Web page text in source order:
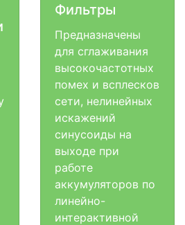
Фильтры
Предназначены
для сглаживания
высокочастотных
помех и всплесков
сети, нелинейных
искажений
синусоиды на
выходе при
работе
аккумуляторов по
линейно-
интерактивной